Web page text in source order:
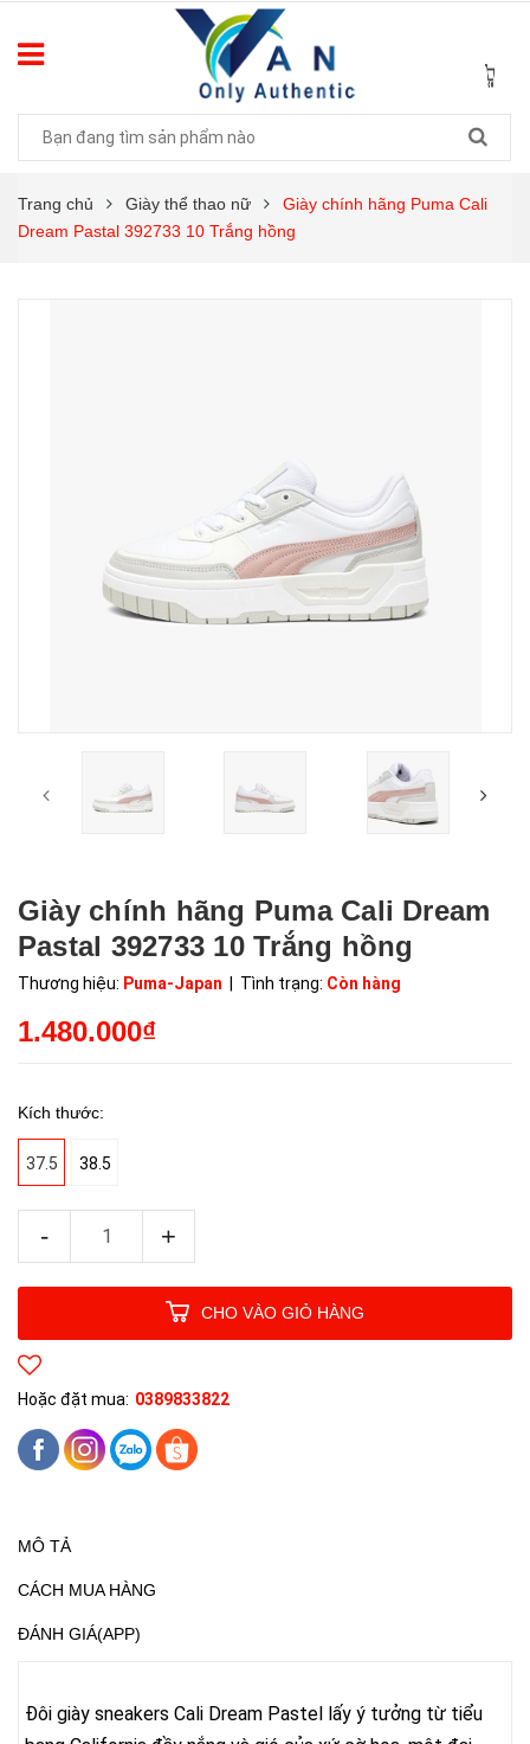
Trang chủ Giày thể thao nữ
Giày chính hãng Puma Cali
Dream Pastal 392733 10 Trắng hồng
Giày chính hãng Puma Cali Dream
Pastal 392733 10 Trắng hồng
Thương hiệu: Puma-Japan | Tình trạng: Còn hàng
1.480.000₫
Kích thước:
37.5 38.5
- +
CHO VÀO GIỎ HÀNG
Hoặc đặt mua: 0389833822
MÔ TẢ
CÁCH MUA HÀNG
ĐÁNH GIÁ(APP)
Đôi giày sneakers Cali Dream Pastel lấy ý tưởng từ tiểu